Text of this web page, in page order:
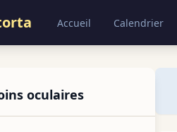
Accueil Calendrier
oculaires